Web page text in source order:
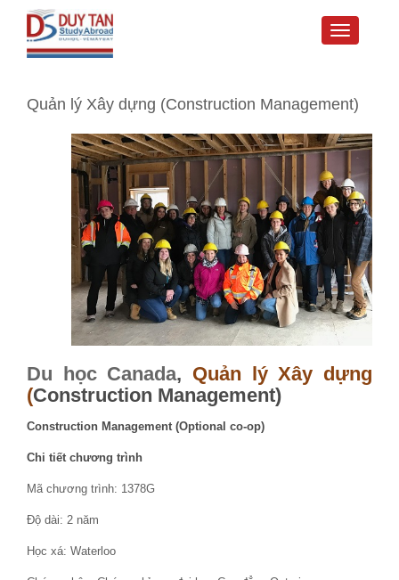
Toggle
Quản lý Xây dựng (Construction Management)
Du học Canada, Quản lý Xây dựng
(Construction Management)
Construction Management (Optional co-op)
Chi tiết chương trình
Mã chương trình: 1378G
Độ dài: 2 năm
Học xá: Waterloo